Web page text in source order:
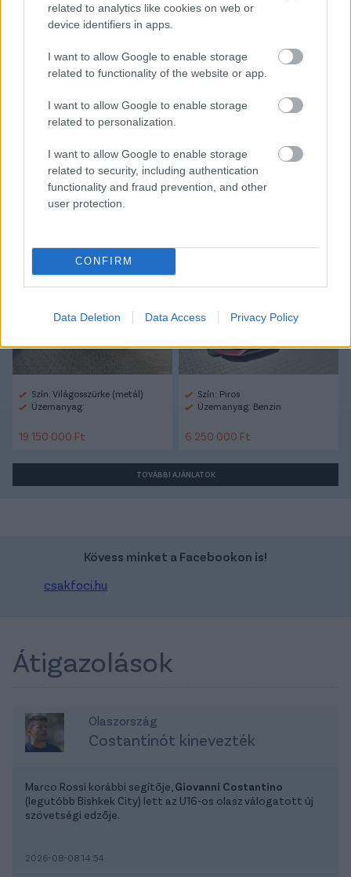
related to analytics like cookies on web or
device identifiers in apps.
I want to allow Google to enable storage
related to functionality of the website or app.
I want to allow Google to enable storage
related to personalization.
I want to allow Google to enable storage
related to security, including authentication
functionality and fraud prevention, and other
user protection.
CONFIRM
Data Deletion Data Access Privacy Policy
Tetszett a cikk? Megosztanád?
Email küldés
#HAZAI ÁTIGAZOLÁSI HÍREK
#NB II-HÍREK
#KAZINCBARCIKA
#KOLORCITY KAZINCBARCIKA
Autópiac
Volvo Xc60
Szín: Világosszürke (metál)
Üzemanyag:
19 150 000 Ft
Szín: Piros
Üzemanyag: Benzin
6 250 000 Ft
TOVÁBBI AJÁNLATOK
Kövess minket a Facebookon is!
csakfoci.hu
Átigazolások
Olaszország
Costantinót kinevezték
Marco Rossi korábbi segítője, Giovanni Costantino
(legutóbb Bishkek City) lett az U16-os olasz válogatott új
szövetségi edzője.
2026-08-08 14:54